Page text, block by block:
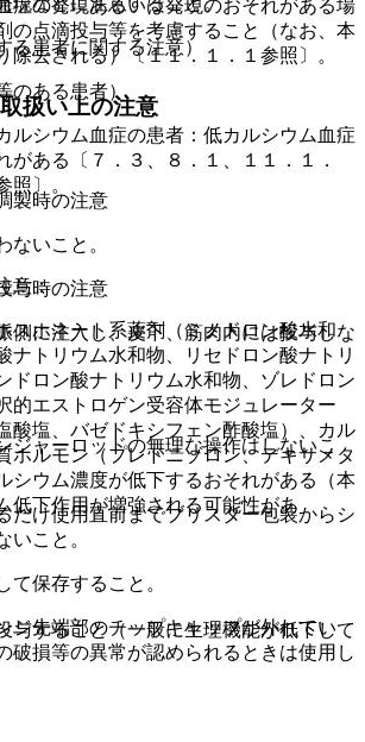
症の発現あるいは発現のおそれがある場
の点滴投与等を考慮すること（なお、本
除去される）〔１１．１．１参照〕。
扱い上の注意
製時の注意
ないこと。
与時の注意
側に注入し、皮下、筋肉内には投与しな
ャーロッドの無理な操作はしないこ
け使用直前までブリスター包装からシ
いこと。
て保存すること。
先端部のチップキャップが外れてい
破損等の異常が認められるときは使用し
る患者に関する注意）
のある患者）
シウム血症の患者：低カルシウム血症
がある〔７．３、８．１、１１．１．
照〕。
意：
スホネート系薬剤（ミノドロン酸水和
ナトリウム水和物、リセドロン酸ナトリ
ドロン酸ナトリウム水和物、ゾレドロン
的エストロゲン受容体モジュレーター
酸塩、バゼドキシフェン酢酸塩）、カル
ホルモン（プレドニゾロン、デキサメタ
シウム濃度が低下するおそれがある（本
低下作用が増強される可能性があ
与すること（一般に生理機能が低下して